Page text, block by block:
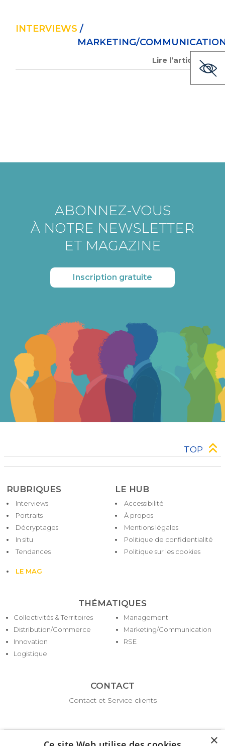
INTERVIEWS /
MARKETING/
Lire l’article
ABONNEZ-VOUS
À NOTRE NEWSLETTER
ET MAGAZINE
Inscription gratuite
TOP
RUBRIQUES
Interviews
Portraits
Décryptages
In situ
Tendances
LE MAG
THÉMATIQUES
Collectivités & Territoires
Distribution/Commerce
Innovation
Logistique
Management
Marketing/Communication
RSE
LE HUB
Pied
de
page
Accessibilité
À propos
Mentions légales
Politique de confidentialité
Politique sur les cookies
CONTACT
Contact et Service clients
×